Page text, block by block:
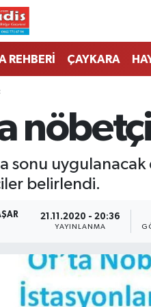
REHBERİ ÇAYKARA
sonu uygulanacak
belirlendi.
21.11.2020 - 20:36
YAYINLANMA
Haritası
ve Fikstür